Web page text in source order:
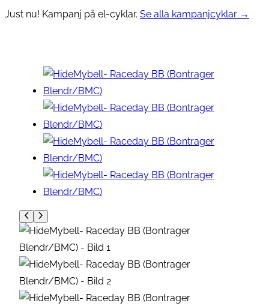
Just nu! Kampanj på el-cyklar. Se alla kampanjcyklar →